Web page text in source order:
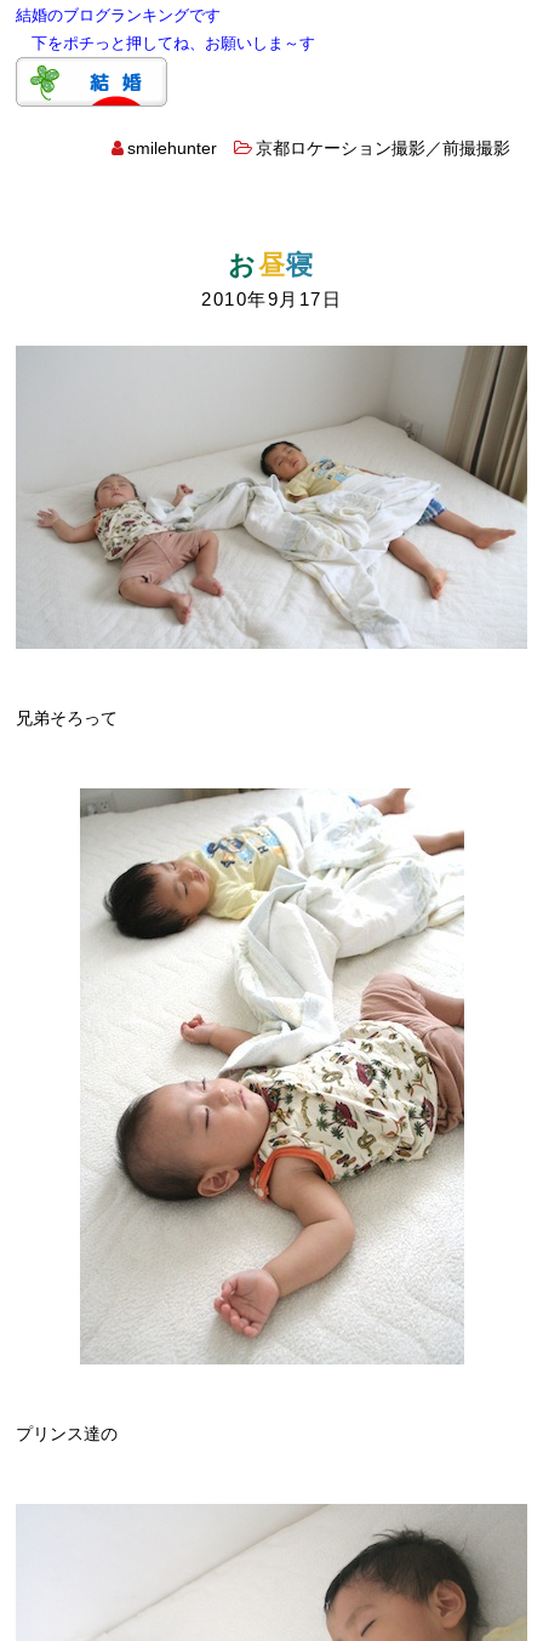
結婚のブログランキングです
下をポチっと押してね、お願いしま～す
smilehunter 京都ロケーション撮影／前撮撮影
お昼寝
2010年9月17日
兄弟そろって
プリンス達の